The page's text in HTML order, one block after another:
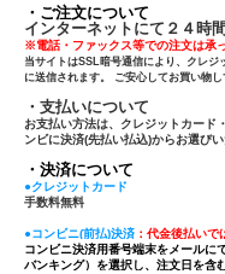
・ご注文について
インターネットにて２４時
※電話・ファックス等での注文は承
当サイトはSSL暗号通信により、クレ
に送信されます。 ご安心してお買い物し
・支払いについて
お支払い方法は、クレジットカード
ンビに決済(先払い払込)からお選びい
・決済について
●クレジットカード
手数料無料
●コンビニ(前払)決済 ：代金後払いで
コンビニ決済用番号端末をメールに
バンキング）を選択し、注文日を含